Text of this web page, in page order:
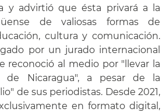
y advirtió que ésta privará a la
de valiosas formas de
cultura y comunicación.
por un jurado internacional
reconoció al medio por "llevar la
de Nicaragua", a pesar de la
de sus periodistas. Desde 2021,
en formato digital,